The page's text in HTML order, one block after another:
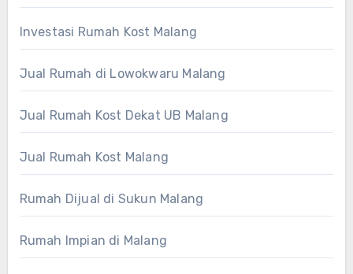
Investasi Rumah Kost Malang
Jual Rumah di Lowokwaru Malang
Jual Rumah Kost Dekat UB Malang
Jual Rumah Kost Malang
Rumah Dijual di Sukun Malang
Rumah Impian di Malang